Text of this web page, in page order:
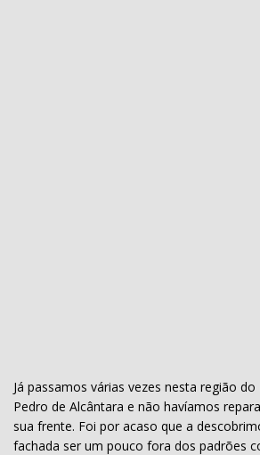
Já passamos várias vezes nesta região
Pedro de Alcântara e não havíamos
sua frente. Foi por acaso que a
fachada ser um pouco fora dos padrões